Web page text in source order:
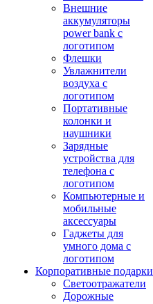
Внешние
аккумуляторы
power bank с
логотипом
Флешки
Увлажнители
воздуха с
логотипом
Портативные
колонки и
наушники
Зарядные
устройства для
телефона с
логотипом
Компьютерные и
мобильные
аксессуары
Гаджеты для
умного дома с
логотипом
Корпоративные подарки
Светоотражатели
Дорожные